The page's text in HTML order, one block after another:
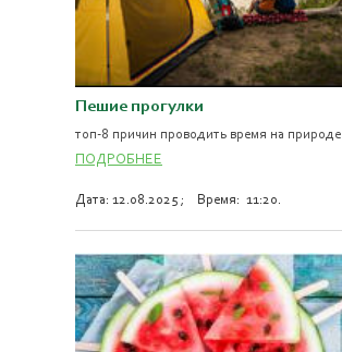
Пешие прогулки
топ-8 причин проводить время на природе
ПОДРОБНЕЕ
Дата: 12.08.2025 ; Время: 11:20.